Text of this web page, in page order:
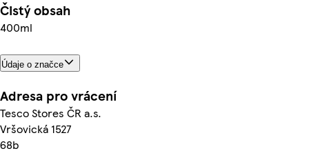
Čistý obsah
400ml
Údaje o značce
Adresa pro vrácení
Tesco Stores ČR a.s.
Vršovická 1527
68b